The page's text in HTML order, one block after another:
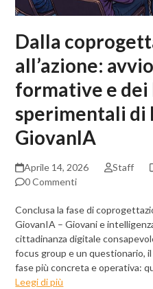
Dalla
all’azione:
formative e
sperimentali di
GiovanIA
Aprile 14, 2026 Staff
0 Commenti
Conclusa la fase di
GiovanIA – Giovani e
cittadinanza digitale
focus group e un questionario,
fase più concreta e operativa:
Leegi di più